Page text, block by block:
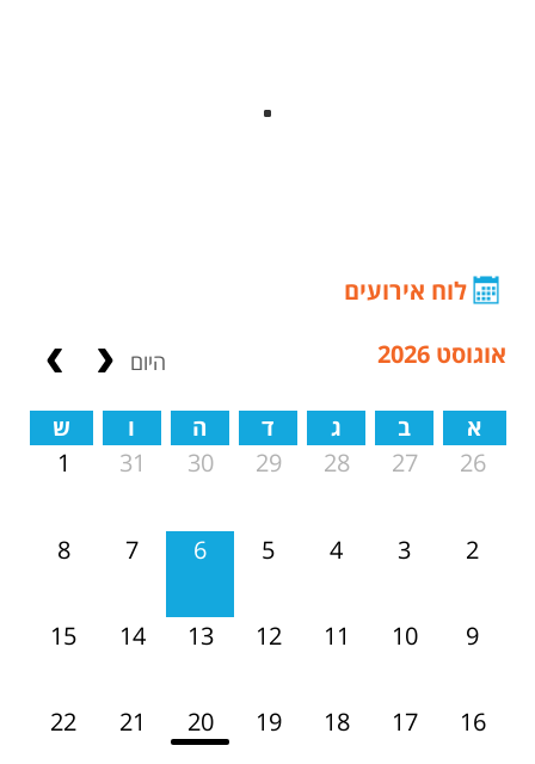
לוח אירועים
היום אוגוסט 2026
ש ו ה ד ג ב א
1 31 30 29 28 27 26
8 7 6 5 4 3 2
15 14 13 12 11 10 9
22 21 20 19 18 17 16